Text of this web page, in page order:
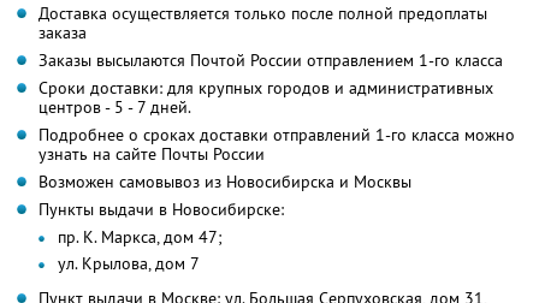
Доставка осуществляется только после полной предоплаты
заказа
Заказы высылаются Почтой России отправлением 1-го класса
Сроки доставки: для крупных городов и административных
центров - 5 - 7 дней.
Подробнее о сроках доставки отправлений 1-го класса можно
узнать на сайте Почты России
Возможен самовывоз из Новосибирска и Москвы
Пункты выдачи в Новосибирске:
пр. К. Маркса, дом 47;
ул. Крылова, дом 7
Пункт выдачи в Москве: ул. Большая Серпуховская, дом 31,